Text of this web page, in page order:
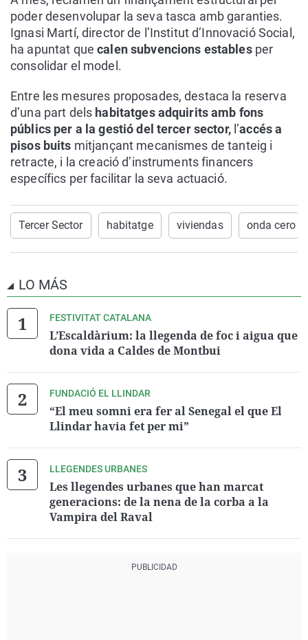
poder desenvolupar la seva tasca amb garanties.
Ignasi Martí, director de l’Institut d’Innovació Social,
ha apuntat que calen subvencions establesper
consolidar el model.
Entre les mesures proposades, destaca la reserva
d’una part dels habitatges adquirits amb fons
públics per a la gestió del tercer sector,l’accés a
pisos buits mitjançant mecanismes de tanteig i
retracte, i la creació d’instruments financers
específics per facilitar la seva actuació.
Tercer Sector habitatge viviendas onda cero
LO MÁS
FESTIVITAT CATALANA
L’Escaldàrium: la llegenda de foc i aigua que
dona vida a Caldes de Montbui
FUNDACIÓ EL LLINDAR
“El meu somni era fer al Senegal el que El
Llindar havia fet per mi”
LLEGENDES URBANES
Les llegendes urbanes que han marcat
generacions: de la nena de la corba a la
Vampira del Raval